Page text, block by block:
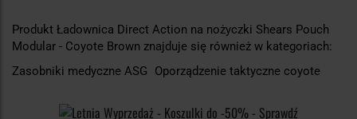
Produkt Ładownica Direct Action na nożyczki Shears Pouch
Modular - Coyote Brown znajduje się również w kategoriach:
Zasobniki medyczne ASG
Oporządzenie taktyczne coyote